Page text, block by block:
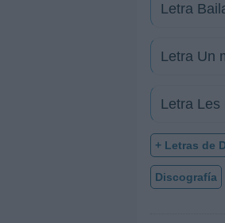
Letra
Letra Un
Letra Les
+ Letras de
Discografía